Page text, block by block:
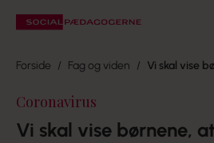
Forside Fag og viden Vi skal vise
Coronavirus
Vi skal vise børnene,